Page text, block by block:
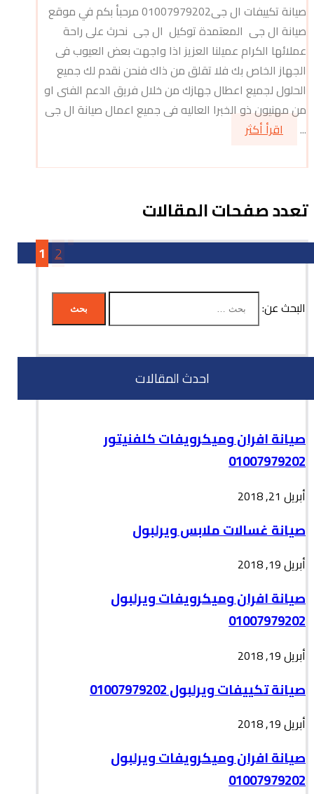
صيانة تكييفات ال جى01007979202 مرحبأ بكم في موقع
صيانة ال جى المعتمدة توكيل ال جى نحرث على راحة
عملائها الكرام عميلنا العزيز اذا واجهت بعض العيوب فى
الجهاز الخاص بك فلا تقلق من ذاك فنحن نقدم لك جميع
الحلول لجميع اعطال جهازك من خلال فريق الدعم الفنى او
من مهنيون ذو الخبرا العاليه فى جميع اعمال صيانة ال جى
...
اقرأ أكثر
تعدد صفحات المقالات
1 2
البحث عن:
احدث المقالات
صيانة افران وميكرويفات كلفنيتور
01007979202
أبريل 21, 2018
صيانة غسالات ملابس ويرلبول
أبريل 19, 2018
صيانة افران وميكرويفات ويرلبول
01007979202
أبريل 19, 2018
صيانة تكييفات ويرلبول 01007979202
أبريل 19, 2018
صيانة افران وميكرويفات ويرلبول
01007979202